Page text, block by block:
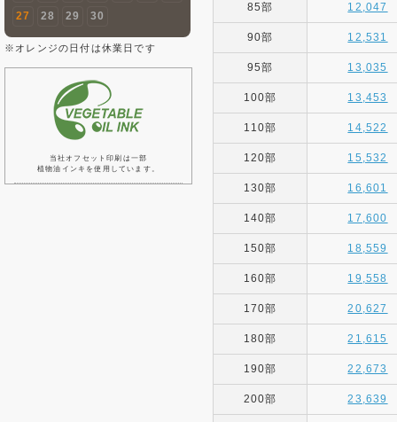
27
28 29 30
※オレンジの日付は休業日です
当社オフセット印刷は一部
植物油インキを使用しています。
85部 12,047
90部 12,531
95部 13,035
100部 13,453
110部 14,522
120部 15,532
130部 16,601
140部 17,600
150部 18,559
160部 19,558
170部 20,627
180部 21,615
190部 22,673
200部 23,639